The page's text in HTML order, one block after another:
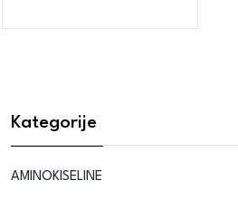
Kategorije
AMINOKISELINE